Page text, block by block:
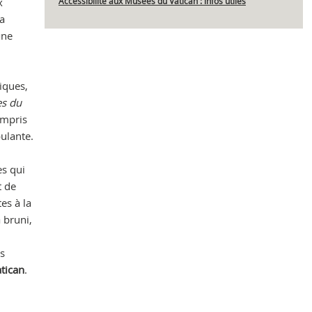
du
qui
de
à la
bruni,
.